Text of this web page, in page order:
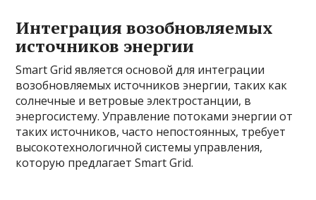
Интеграция возобновляемых
источников энергии
Smart Grid является основой для интеграции
возобновляемых источников энергии, таких как
солнечные и ветровые электростанции, в
энергосистему. Управление потоками энергии от
таких источников, часто непостоянных, требует
высокотехнологичной системы управления,
которую предлагает Smart Grid.